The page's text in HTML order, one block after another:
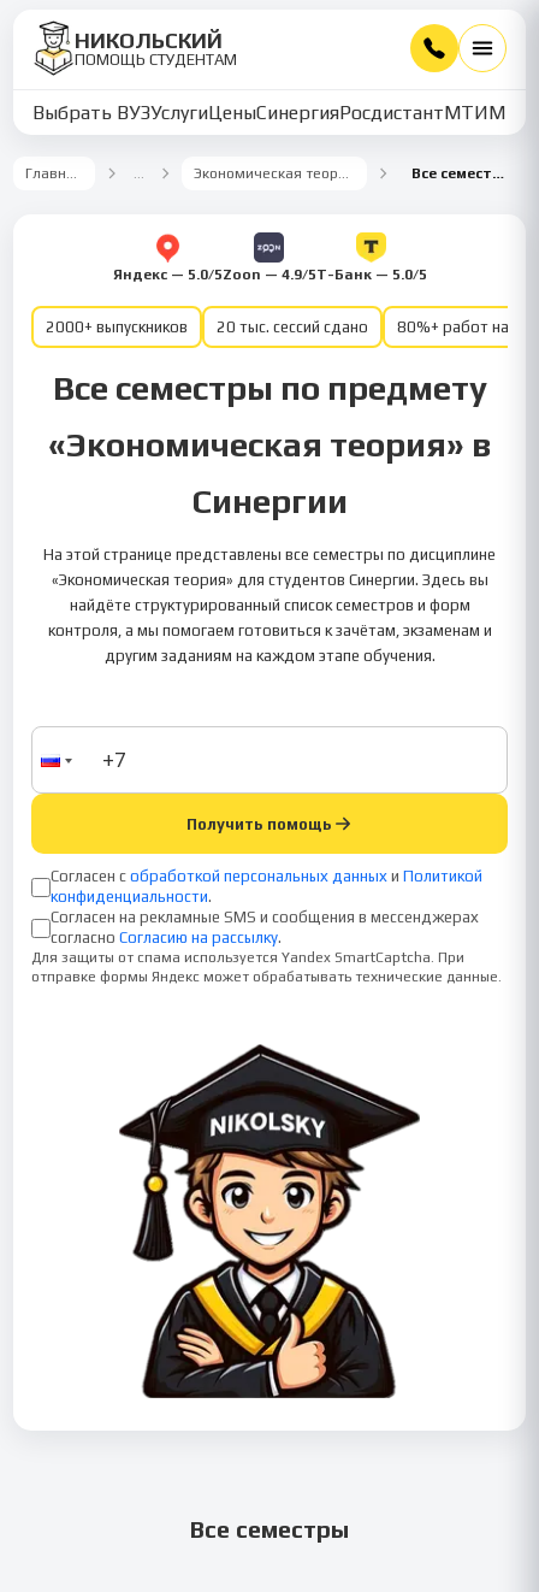
НИКОЛЬСКИЙ
ПОМОЩЬ СТУДЕНТАМ
Выбрать ВУЗУслугиЦеныСинергияРосдистантМТИММУ
Главная … Экономическая теория Все семестры
Яндекс — 5.0/5Zoon — 4.9/5Т-Банк — 5.0/5
2000+ выпускников 20 тыс. сессий сдано 80%+ работ на
Все семестры по предмету
«Экономическая теория» в
Синергии
На этой странице представлены все семестры по дисциплине
«Экономическая теория» для студентов Синергии. Здесь вы
найдёте структурированный список семестров и форм
контроля, а мы помогаем готовиться к зачётам, экзаменам и
другим заданиям на каждом этапе обучения.
Получить помощь
Согласен с обработкой персональных данных и Политикой
конфиденциальности.
Согласен на рекламные SMS и сообщения в мессенджерах
согласно Согласию на рассылку.
Для защиты от спама используется Yandex SmartCaptcha. При
отправке формы Яндекс может обрабатывать технические данные.
Все семестры